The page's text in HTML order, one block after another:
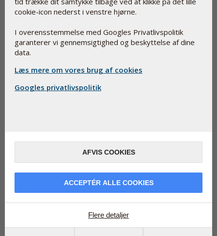
muskelfunktion, nervesystemets normale funktion og
kroppens energiomsætning.
I forårs- og sommermånederne bliver mange mere
aktive, og det kan øge kroppens behov for magnesium.
Ved fysisk aktivitet stiger den fysiologiske belastning,
samtidig med at kroppen mister magnesium gennem
Analyseinstitut (Idan) viser tydelige sæsonvariationer i
danskernes motionsvaner, hvor flere er fysisk aktive i
cookie-icon nederst i venstre hjørne.
I overensstemmelse med Googles Privatlivspolitik
garanterer vi gennemsigtighed og beskyttelse af dine
data.
Læs mere om vores brug af cookies
Googles privatlivspolitik
AFVIS COOKIES
ACCEPTÉR ALLE COOKIES
Flere detaljer